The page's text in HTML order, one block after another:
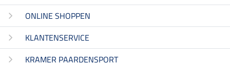
ONLINE SHOPPEN
KLANTENSERVICE
KRAMER PAARDENSPORT